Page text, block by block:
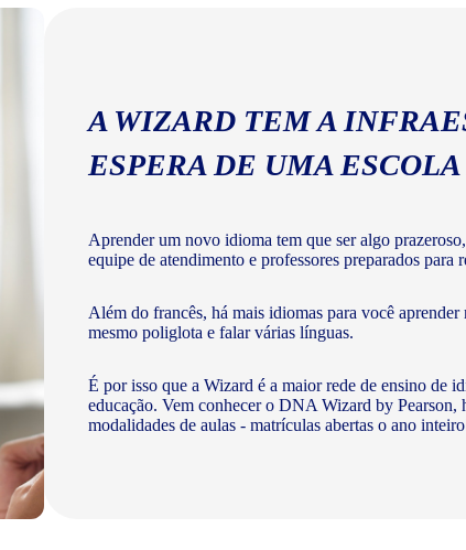
A WIZARD TEM A
ESPERA DE UMA
Aprender um novo idioma tem que ser algo
equipe de atendimento e professores preparados
Além do francês, há mais idiomas para você
mesmo poliglota e falar várias línguas.
É por isso que a Wizard é a maior rede de ensino de
educação. Vem conhecer o DNA Wizard by Pearson,
modalidades de aulas - matrículas abertas o ano